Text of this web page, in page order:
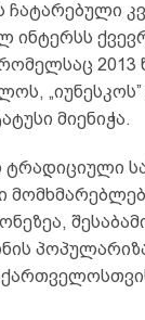
ჩატარებული
მიენიჭა.